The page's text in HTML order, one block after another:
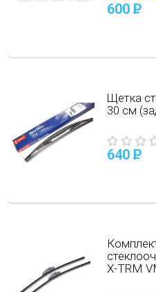
600 P
Щетка
30 см
640 P
X-TRM